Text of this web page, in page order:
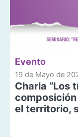
Evento
19 de Mayo de
Charla “Los
el territorio,